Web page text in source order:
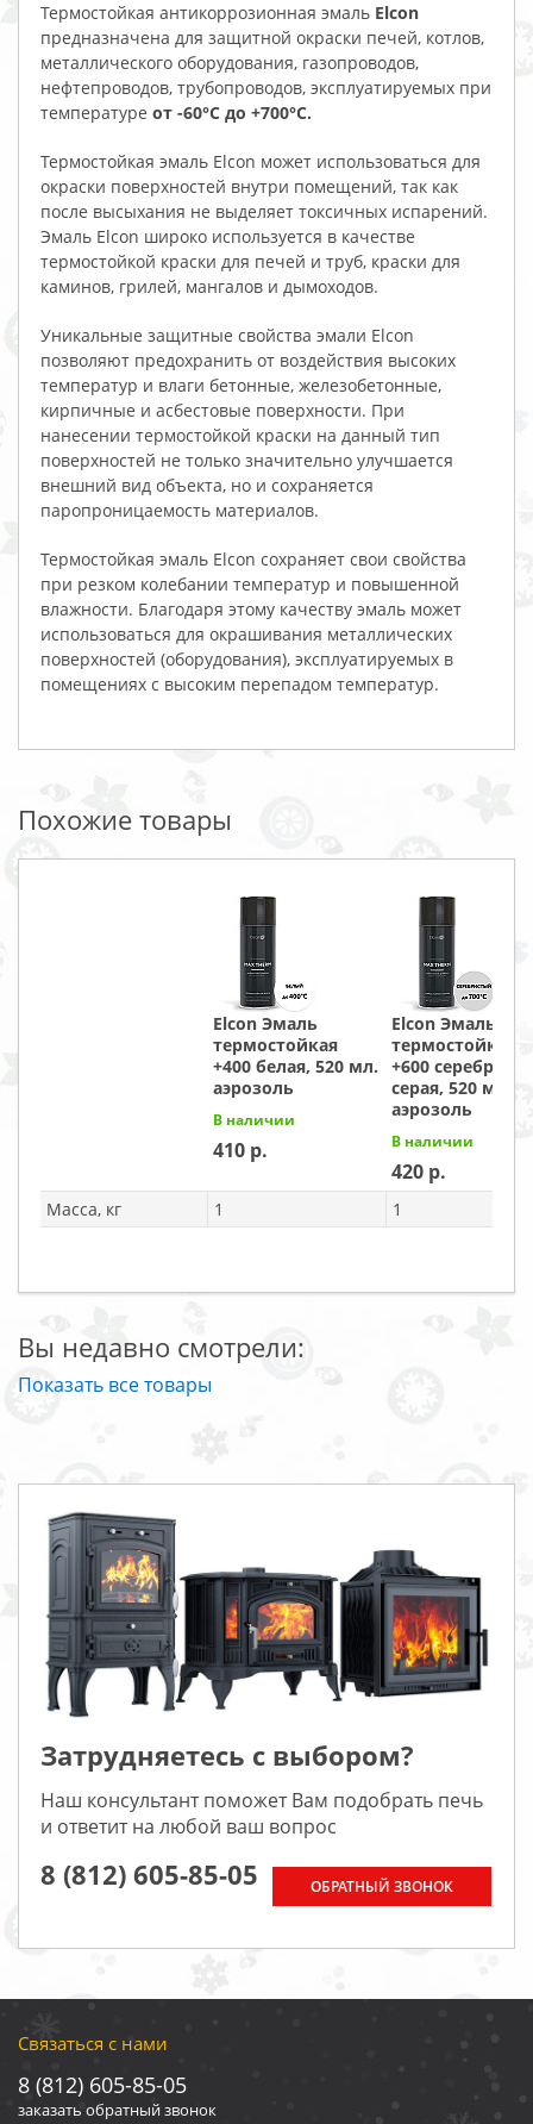
Термостойкая антикоррозионная эмаль Elcon
предназначена для защитной окраски печей, котлов,
металлического оборудования, газопроводов,
нефтепроводов, трубопроводов, эксплуатируемых при
температуре от -60°С до +700°С.
Термостойкая эмаль Elcon может использоваться для
окраски поверхностей внутри помещений, так как
после высыхания не выделяет токсичных испарений.
Эмаль Elcon широко используется в качестве
термостойкой краски для печей и труб, краски для
каминов, грилей, мангалов и дымоходов.
Уникальные защитные свойства эмали Elcоn
позволяют предохранить от воздействия высоких
температур и влаги бетонные, железобетонные,
кирпичные и асбестовые поверхности. При
нанесении термостойкой краски на данный тип
поверхностей не только значительно улучшается
внешний вид объекта, но и сохраняется
паропроницаемость материалов.
Термостойкая эмаль Elcоn сохраняет свои свойства
при резком колебании температур и повышенной
влажности. Благодаря этому качеству эмаль может
использоваться для окрашивания металлических
поверхностей (оборудования), эксплуатируемых в
помещениях с высоким перепадом температур.
Похожие товары
Elcon Эмаль
термостойкая
+400 белая, 520 мл.
аэрозоль
В наличии
410
Elcon Эмаль
термостойкая
+600
серая, 520 мл.
аэрозоль
В наличии
420
Масса, кг 1 1
Вы недавно смотрели:
Показать все товары
Затрудняетесь с выбором?
Наш консультант поможет Вам подобрать печь
и ответит на любой ваш вопрос
8 (812) 605-85-05 ОБРАТНЫЙ ЗВОНОК
Связаться с нами
8 (812) 605-85-05
заказать обратный звонок